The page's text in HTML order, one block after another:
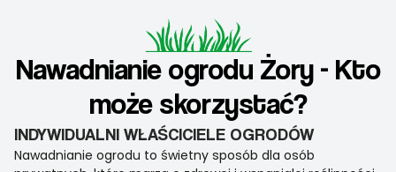
Nawadnianie ogrodu Żory - Kto
może skorzystać?
INDYWIDUALNI WŁAŚCICIELE OGRODÓW
Nawadnianie ogrodu to świetny sposób dla osób